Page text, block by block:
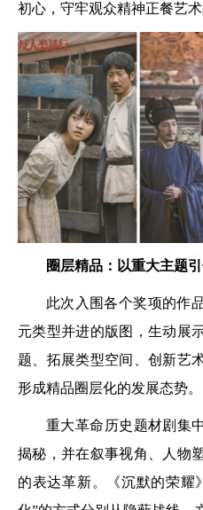
初心，守牢观众精神正餐艺术
圈层精品：以重大主题
此次入围各个奖项的作
元类型并进的版图，生动展
题、拓展类型空间、创新艺
形成精品圈层化的发展态势。
重大革命历史题材剧集
揭秘，并在叙事视角、人物
的表达革新。《沉默的荣耀